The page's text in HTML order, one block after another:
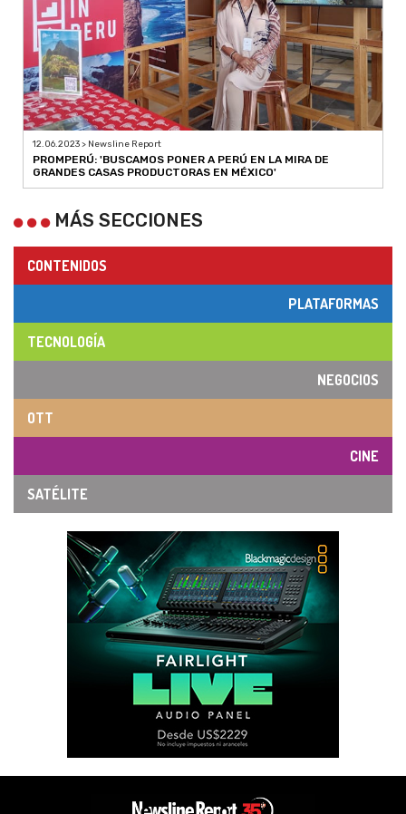
12.06.2023 > Newsline Report
PROMPERÚ: 'BUSCAMOS PONER A PERÚ EN LA MIRA DE
GRANDES CASAS PRODUCTORAS EN MÉXICO'
MÁS SECCIONES
CONTENIDOS
PLATAFORMAS
TECNOLOGÍA
NEGOCIOS
OTT
CINE
SATÉLITE